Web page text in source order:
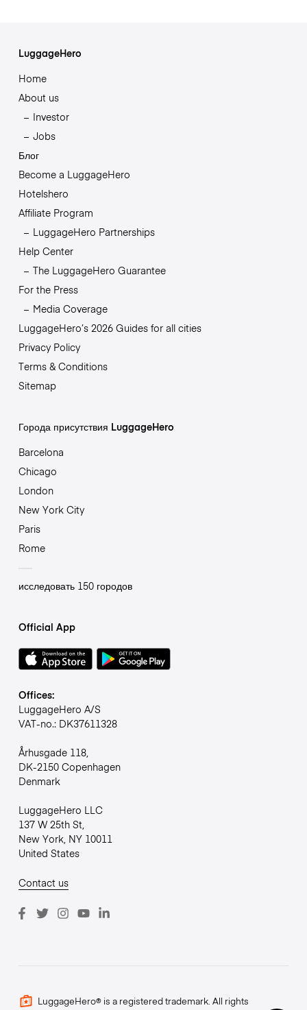
LuggageHero
Home
About us
Investor
Jobs
Блог
Become a LuggageHero
Hotelshero
Affiliate Program
LuggageHero Partnerships
Help Center
The LuggageHero Guarantee
For the Press
Media Coverage
LuggageHero’s 2026 Guides for all cities
Privacy Policy
Terms & Conditions
Sitemap
Города присутствия LuggageHero
Barcelona
Chicago
London
New York City
Paris
Rome
исследовать 150 городов
Official App
Offices:
LuggageHero A/S
VAT-no.: DK37611328
Århusgade 118,
DK-2150 Copenhagen
Denmark
LuggageHero LLC
137 W 25th St,
New York, NY 10011
United States
Contact us
LuggageHero® is a registered trademark. All rights